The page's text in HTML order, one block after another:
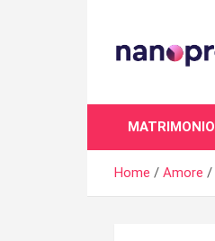
content
MATRIMONIO
Home Amore